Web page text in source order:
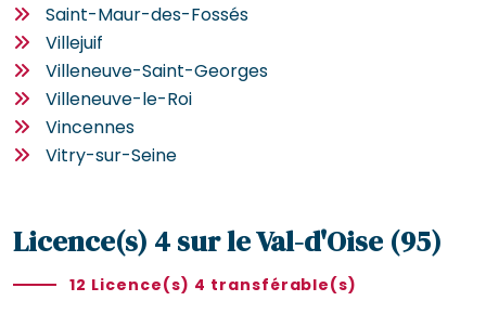
Saint-Maur-des-Fossés
Villejuif
Villeneuve-Saint-Georges
Villeneuve-le-Roi
Vincennes
Vitry-sur-Seine
Licence(s) 4 sur le Val-d'Oise (95)
12 Licence(s) 4 transférable(s)